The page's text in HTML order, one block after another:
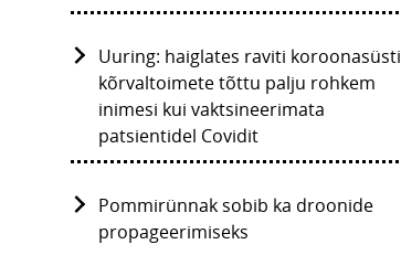
Uuring: haiglates raviti koroonasüsti
kõrvaltoimete tõttu palju rohkem
inimesi kui vaktsineerimata
patsientidel Covidit
Pommirünnak sobib ka droonide
propageerimiseks